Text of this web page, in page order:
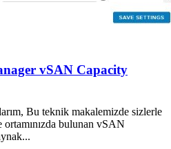
vSAN Capacity
Bu teknik makalemizde sizlerle
bulunan vSAN